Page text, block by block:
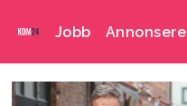
Jobb Annonsere